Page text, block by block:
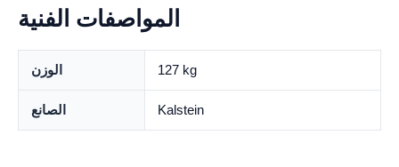
المواصفات الفنية
الوزن 127 kg
الصانع Kalstein